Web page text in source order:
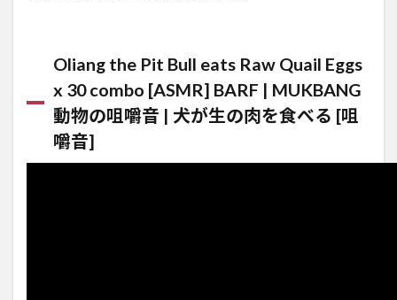
Oliang the Pit Bull eats Raw Quail Eggs
x 30 combo [ASMR] BARF | MUKBANG
動物の咀嚼音 | 犬が生の肉を食べる [咀
嚼音]